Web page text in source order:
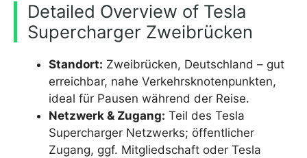
Detailed Overview of Tesla
Supercharger Zweibrücken
Standort: Zweibrücken, Deutschland – gut
erreichbar, nahe Verkehrsknotenpunkten,
ideal für Pausen während der Reise.
Netzwerk & Zugang: Teil des Tesla
Supercharger Netzwerks; öffentlicher
Zugang, ggf. Mitgliedschaft oder Tesla